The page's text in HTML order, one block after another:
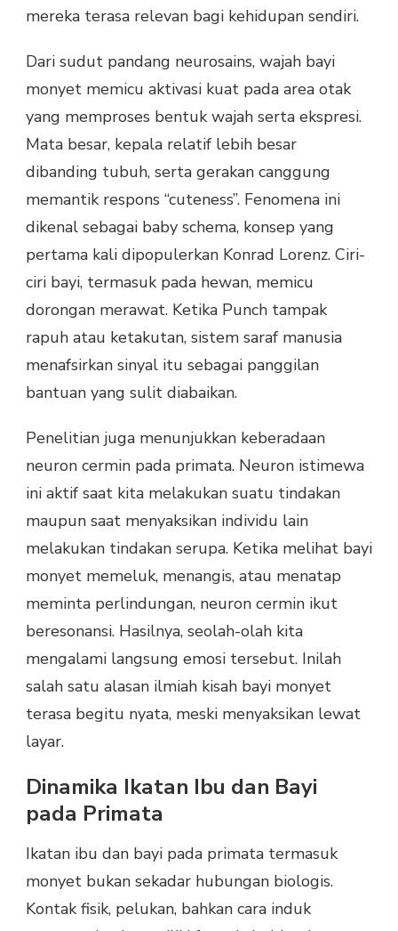
mereka terasa relevan bagi kehidupan sendiri.
Dari sudut pandang neurosains, wajah bayi
monyet memicu aktivasi kuat pada area otak
yang memproses bentuk wajah serta ekspresi.
Mata besar, kepala relatif lebih besar
dibanding tubuh, serta gerakan canggung
memantik respons “cuteness”. Fenomena ini
dikenal sebagai baby schema, konsep yang
pertama kali dipopulerkan Konrad Lorenz. Ciri-
ciri bayi, termasuk pada hewan, memicu
dorongan merawat. Ketika Punch tampak
rapuh atau ketakutan, sistem saraf manusia
menafsirkan sinyal itu sebagai panggilan
bantuan yang sulit diabaikan.
Penelitian juga menunjukkan keberadaan
neuron cermin pada primata. Neuron istimewa
ini aktif saat kita melakukan suatu tindakan
maupun saat menyaksikan individu lain
melakukan tindakan serupa. Ketika melihat bayi
monyet memeluk, menangis, atau menatap
meminta perlindungan, neuron cermin ikut
beresonansi. Hasilnya, seolah-olah kita
mengalami langsung emosi tersebut. Inilah
salah satu alasan ilmiah kisah bayi monyet
terasa begitu nyata, meski menyaksikan lewat
layar.
Dinamika Ikatan Ibu dan Bayi
pada Primata
Ikatan ibu dan bayi pada primata termasuk
monyet bukan sekadar hubungan biologis.
Kontak fisik, pelukan, bahkan cara induk